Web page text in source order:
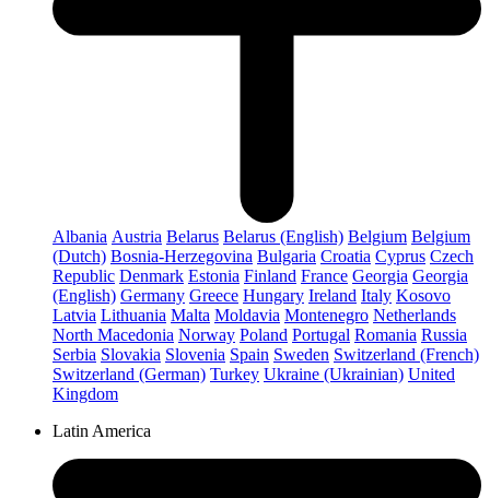
Albania Austria Belarus Belarus (English) Belgium Belgium
(Dutch) Bosnia-Herzegovina Bulgaria Croatia Cyprus Czech
Republic Denmark Estonia Finland France Georgia Georgia
(English) Germany Greece Hungary Ireland Italy Kosovo
Latvia Lithuania Malta Moldavia Montenegro Netherlands
North Macedonia Norway Poland Portugal Romania Russia
Serbia Slovakia Slovenia Spain Sweden Switzerland (French)
Switzerland (German) Turkey Ukraine (Ukrainian) United
Kingdom
Latin America